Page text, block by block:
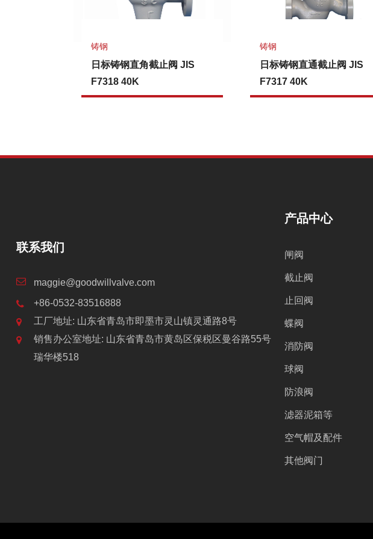
铸钢
日标铸钢直角截止阀 JIS
F7318 40K
铸钢
日标铸钢直通截止阀 JIS
F7317 40K
联系我们
maggie@goodwillvalve.com
+86-0532-83516888
工厂地址: 山东省青岛市即墨市灵山镇灵通路8号
销售办公室地址: 山东省青岛市黄岛区保税区曼谷路55号
瑞华楼518
产品中心
闸阀
截止阀
止回阀
蝶阀
消防阀
球阀
防浪阀
滤器泥箱等
空气帽及配件
其他阀门